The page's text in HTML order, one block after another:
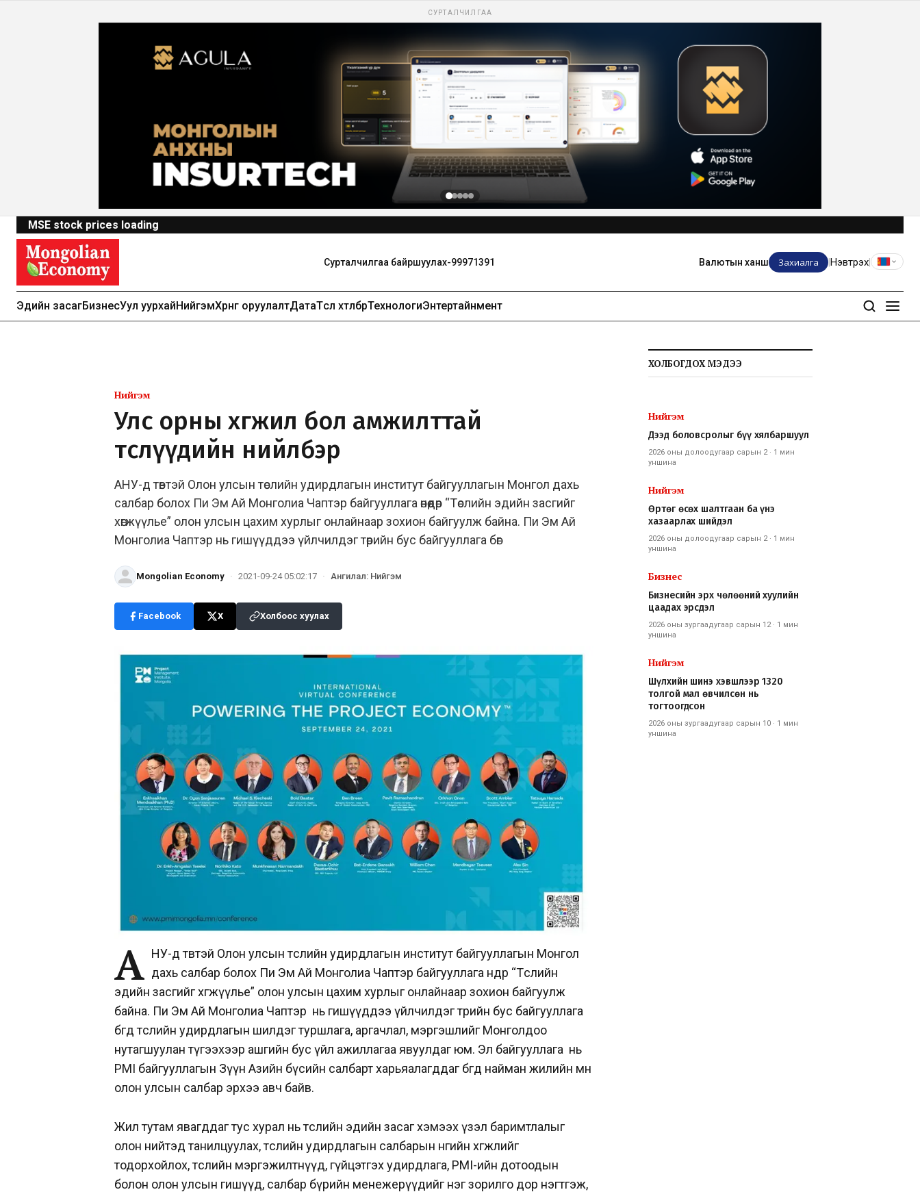
СУРТАЛЧИЛГАА
MSE stock prices loading
Валютын ханш Захиалга Нэвтрэх
Эдийн засагБизнесУул уурхайНийгэмХөрөнгө оруулалтДатаТөсөл хөтөлбөрТехнологиЭнтертайнмент
Нийгэм
Улс орны хөгжил бол амжилттай
төслүүдийн нийлбэр
АНУ-д төвтэй Олон улсын төслийн удирдлагын институт байгууллагын Монгол дахь
салбар болох Пи Эм Ай Монголиа Чаптэр байгууллага өнөөдөр “Төслийн эдийн засгийг
хөгжүүлье” олон улсын цахим хурлыг онлайнаар зохион байгуулж байна. Пи Эм Ай
Монголиа Чаптэр нь гишүүддээ үйлчилдэг төрийн бус байгууллага бөг
Mongolian Economy · 2021-09-24 05:02:17 · Ангилал: Нийгэм
Facebook X Холбоос хуулах
А НУ-д төвтэй Олон улсын төслийн удирдлагын институт байгууллагын Монгол
дахь салбар болох Пи Эм Ай Монголиа Чаптэр байгууллага өнөөдөр “Төслийн
эдийн засгийг хөгжүүлье” олон улсын цахим хурлыг онлайнаар зохион байгуулж
байна. Пи Эм Ай Монголиа Чаптэр нь гишүүддээ үйлчилдэг төрийн бус байгууллага
бөгөөд төслийн удирдлагын шилдэг туршлага, аргачлал, мэргэшлийг Монголдоо
нутагшуулан түгээхээр ашгийн бус үйл ажиллагаа явуулдаг юм. Эл байгууллага нь
PMI байгууллагын Зүүн Азийн бүсийн салбарт харьяалагддаг бөгөөд найман жилийн өмнө
олон улсын салбар эрхээ авч байв.
Жил тутам явагддаг тус хурал нь төслийн эдийн засаг хэмээх үзэл баримтлалыг
олон нийтэд танилцуулах, төслийн удирдлагын салбарын өнөөгийн хөгжлийг
тодорхойлох, төслийн мэргэжилтнүүд, гүйцэтгэх удирдлага, PMI-ийн дотоодын
болон олон улсын гишүүд, салбар бүрийн менежерүүдийг нэг зорилго дор нэгтгэж,
ХОЛБОГДОХ МЭДЭЭ
Нийгэм
Дээд боловсролыг бүү хялбаршуул
2026 оны долоодугаар сарын 2· 1 мин
уншина
Нийгэм
Өртөг өсөх шалтгаан ба үнэ
хазаарлах шийдэл
2026 оны долоодугаар сарын 2· 1 мин
уншина
Бизнес
Бизнесийн эрх чөлөөний хуулийн
цаадах эрсдэл
2026 оны зургаадугаар сарын 12· 1 мин
уншина
Нийгэм
Шүлхийн шинэ хэвшлээр 1320
толгой мал өвчилсөн нь
тогтоогдсон
2026 оны зургаадугаар сарын 10 · 1 мин
уншина